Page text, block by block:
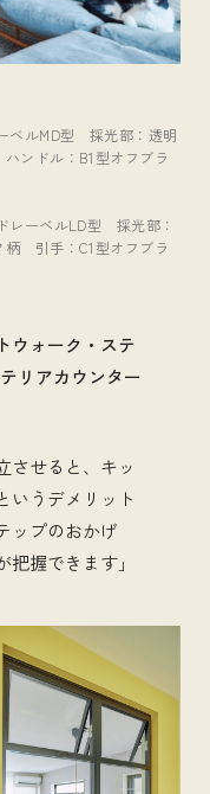
ベルMD型 採光部：透明
ンドル：B1型オフブラ
レーベルLD型 採光部：
引手：C1型オフブラ
ウォーク・ステ
リアカウンター
させると、キッ
いうデメリット
ップのおかげ
握できます」